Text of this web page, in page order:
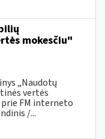
mokesčiu"
„Naudotų
vertės
prie FM interneto
/...